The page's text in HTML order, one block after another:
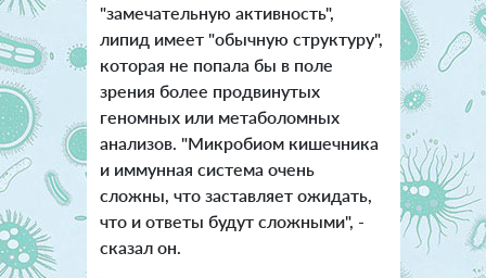
"замечательную активность",
липид имеет "обычную структуру",
которая не попала бы в поле
зрения более продвинутых
геномных или метаболомных
анализов. "Микробиом кишечника
и иммунная система очень
сложны, что заставляет ожидать,
что и ответы будут сложными", -
сказал он.